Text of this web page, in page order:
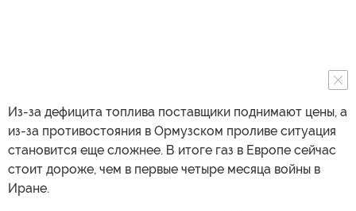
Из-за дефицита топлива поставщики поднимают цены, а
из-за противостояния в Ормузском проливе ситуация
становится еще сложнее. В итоге газ в Европе сейчас
стоит дороже, чем в первые четыре месяца войны в
Иране.